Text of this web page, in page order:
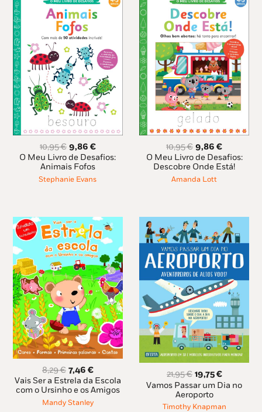
10,95€ O
preço
original
era:
9,86 €O
preço
atual
é:
O Meu Livro de Desafios:
Animais Fofos
Stephanie Evans
10,95€ O
preço
original
era:
9,86€O
preço
atual
O Meu Livro de Desafios:
Descobre Onde Está!
Amanda Lott
8,29€ O
preço
original
era:
7,46 €O
preço
atual
é:
Vais Ser a Estrela da Escola
com o Ursinho e os Amigos
Mandy Stanley
21,95€ O
preço
original
era:
19,75€O
preço
é:
Vamos Passar um Dia no
Aeroporto
Timothy Knapman